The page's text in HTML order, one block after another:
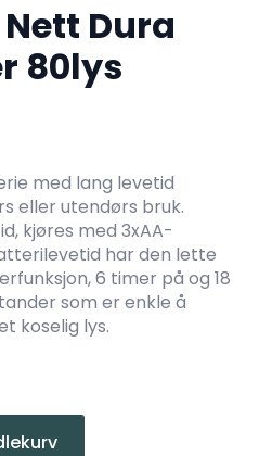
Dura
80lys
med lang levetid
eller utendørs bruk.
kjøres med 3xAA-
har den lette
6 timer på og 18
som er enkle å
koselig lys.